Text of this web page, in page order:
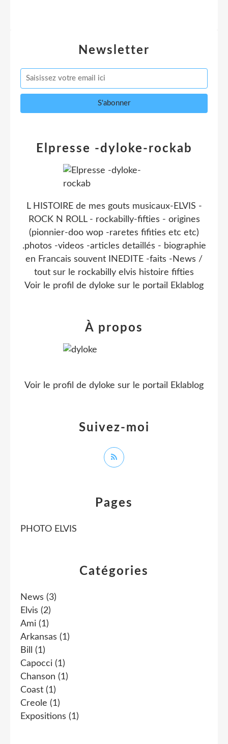
Newsletter
Catégories
News (3)
Elvis (2)
Ami (1)
Arkansas (1)
Bill
(1)
Capocci (1)
Chanson (1)
Coast (1)
Creole (1)
Expositions (1)
Pages
PHOTO ELVIS
Elpresse -dyloke-rockab
L HISTOIRE de mes gouts musicaux-ELVIS -
ROCK N ROLL - rockabilly-fifties - origines
(pionnier-doo wop -raretes fifities etc etc)
.photos -videos -articles detaillés - biographie
en Francais souvent INEDITE -faits -News /
tout sur le rockabilly elvis histoire fifties
Voir le profil de dyloke sur le portail Eklablog
Suivez-moi
À propos
Voir le profil de dyloke sur le portail Eklablog